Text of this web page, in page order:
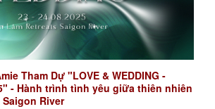
Tham Dự "LOVE & WEDDING -
- Hành trình tình yêu giữa thiên nhiên
River